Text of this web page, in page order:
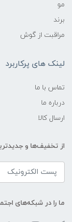
مو
برند
مراقبت از گوش
لینک های پرکاربرد
تماس با ما
درباره ما
ارسال کالا
از تخفیف‌ها و
ما را در شبکه‌های